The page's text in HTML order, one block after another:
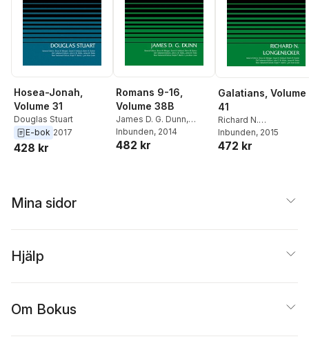
Hosea-Jonah,
Volume 31
Douglas Stuart
E-bok 2017
428 kr
Romans 9-16,
Volume 38B
James D. G. Dunn,
Bruce M. Metzger
David Allen Hubbard
Inbunden, 2014
482 kr
Galatians, Volume
41
Richard N.
Longenecker,Bruce
Metzger
Inbunden, 2015
472 kr
Mina sidor
Hjälp
Om Bokus